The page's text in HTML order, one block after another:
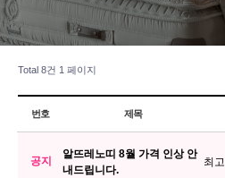
트
리
스
Total 8건 1 페이지
번호 제목
공지
알뜨레노띠 8월 가격 인상 안
내드립니다.
최